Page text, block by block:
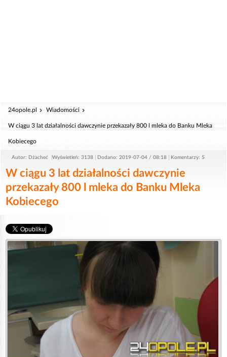
24opole.pl Wiadomości
W ciągu 3 lat działalności dawczynie przekazały 800 l mleka do Banku Mleka
Kobiecego
Autor: Dżacheć Wyświetleń: 3138 Dodano: 2019-07-04 / 08:18 Komentarzy: 5
W ciągu 3 lat działalności dawczynie
przekazały 800 l mleka do Banku Mleka
Kobiecego